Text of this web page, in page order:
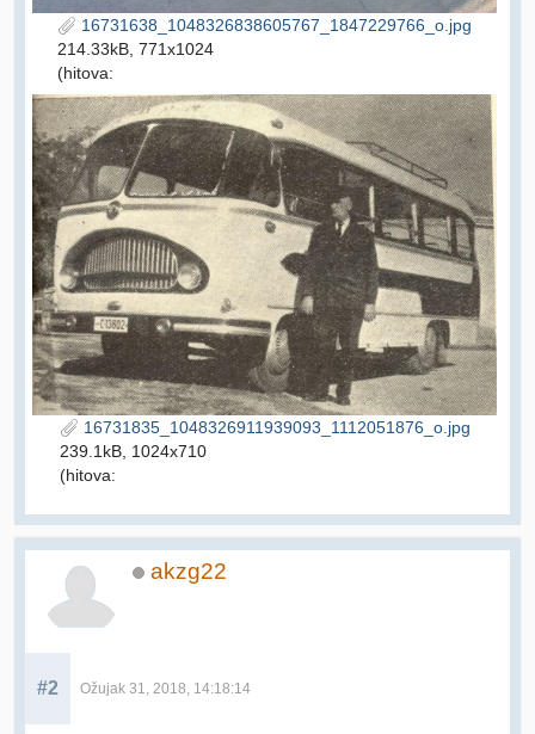
16731638_1048326838605767_1847229766_o.jpg
214.33kB, 771x1024
(hitova:
16731835_1048326911939093_1112051876_o.jpg
239.1kB, 1024x710
(hitova:
akzg22
#2 Ožujak 31, 2018, 14:18:14